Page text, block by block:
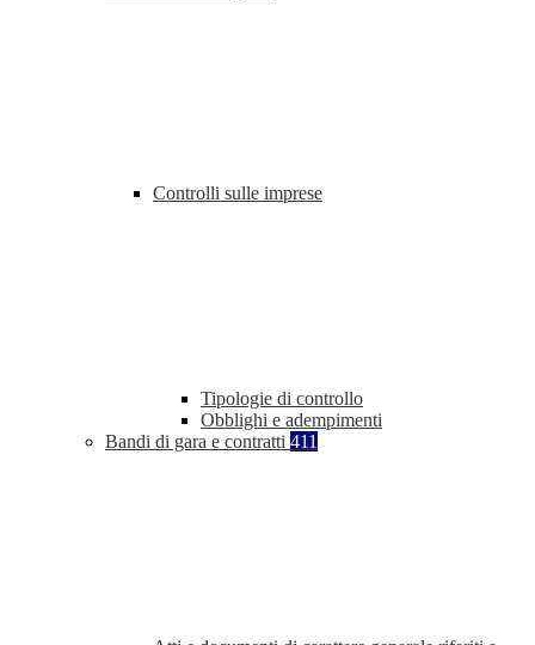
Controlli sulle imprese
Tipologie di controllo
Obblighi e adempimenti
Bandi di gara e contratti 411